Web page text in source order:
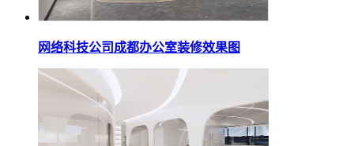
网络科技公司成都办公室装修效果图